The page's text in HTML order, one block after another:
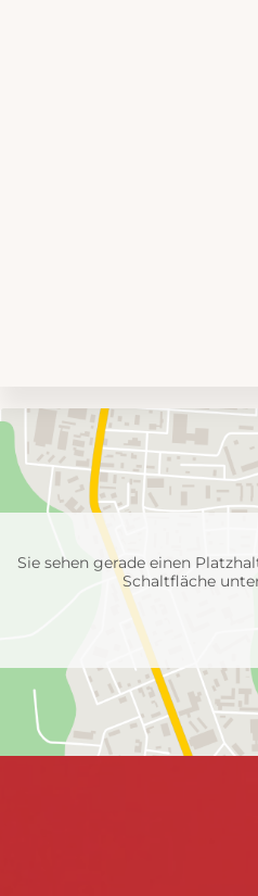
mit
Feuerwehr-
Einheiten
Sie sehen gerade einen
Schaltfläche